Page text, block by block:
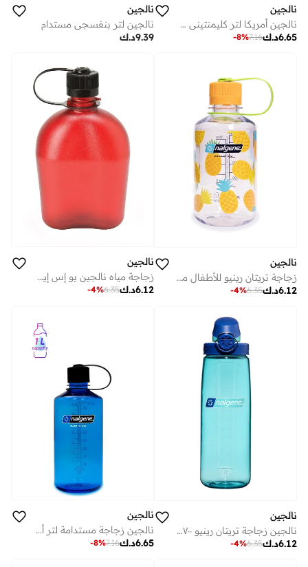
نالجين
نالجين أمريكا لتر كليمنتيني سستين
د.ك6.65
7.16
-8%
نالجين
نالجين لتر بنفسجي مستدام
د.ك9.39
نالجين
زجاجة تريتان رينيو للأطفال من نالجين يو إس إيه بسعة 475 مل شفافة مع أناناس، إصدار محدود مطبوع
د.ك6.12
6.35
-4%
نالجين
زجاجة مياه نالجين يو إس إيه 1 لتر كل يوم من نوع كانتين أحمر مستدام
د.ك6.12
6.35
-4%
نالجين
نالجين زجاجة تريتان رينيو ٧٠٠ مل أزرق أكوا
د.ك6.12
6.35
-4%
نالجين
نالجين زجاجة مستدامة لتر أزرق سليت
د.ك6.65
7.16
-8%